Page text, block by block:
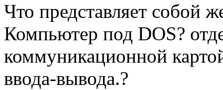
Что представляет собой
Компьютер под DOS?
коммуникационной
ввода-вывода.?